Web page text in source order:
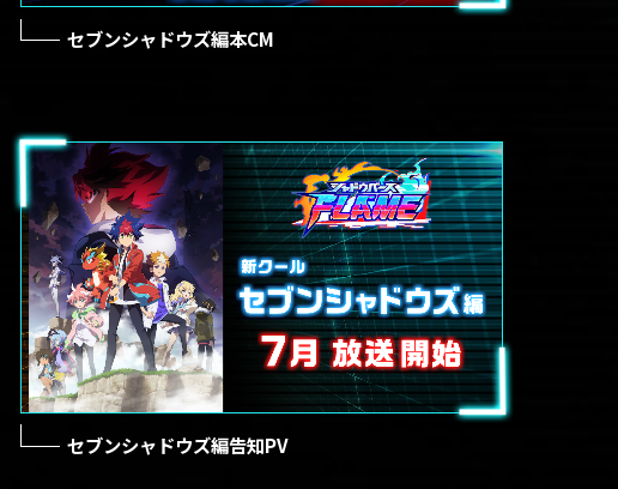
セブンシャドウズ編本CM
セブンシャドウズ編告知PV